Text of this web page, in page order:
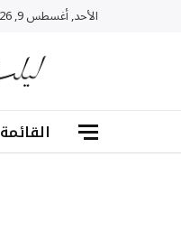
الأحد, أغسطس 9, 2026
القائمة